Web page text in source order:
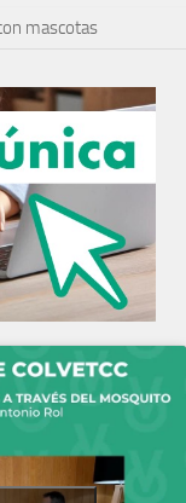
mascotas